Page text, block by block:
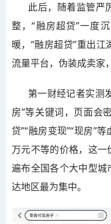
此后，随着监管严
整，“融房超贷”一度
暖，“融房超贷”重出
流量平台，伪装成卖家
第一财经记者实测
房”等关键词，页面会
贷”“融房变现”“现房”
万元不等的价格，这
遍布全国各个大中型
达地区最为集中。